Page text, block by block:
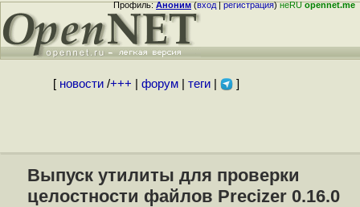
Профиль:Аноним(вход|регистрация)неRUopennet.me
[ новости/+++ форум| теги| ]
Выпуск утилиты для проверки
целостности файлов Precizer 0.16.0